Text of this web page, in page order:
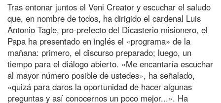
Tras entonar juntos el Veni Creator y escuchar el saludo
que, en nombre de todos, ha dirigido el cardenal Luis
Antonio Tagle, pro-prefecto del Dicasterio misionero, el
Papa ha presentado en inglés el «programa» de la
mañana: primero, el discurso preparado; luego, un
tiempo para el diálogo abierto. «Me encantaría escuchar
al mayor número posible de ustedes», ha señalado,
«quizá para daros la oportunidad de hacer algunas
preguntas y así conocernos un poco mejor...». Ha